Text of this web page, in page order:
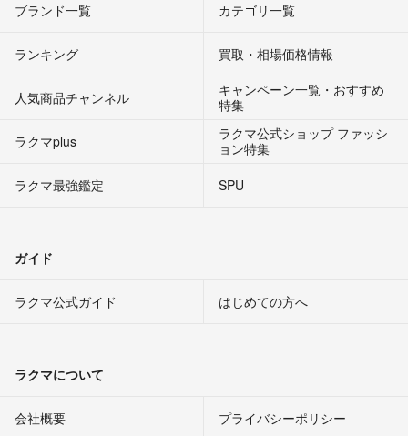
ブランド一覧 カテゴリ一覧
ランキング 買取・相場価格情報
人気商品チャンネル
キャンペーン一覧・おすすめ
特集
ラクマplus
ラクマ公式ショップ ファッシ
ョン特集
ラクマ最強鑑定
SPU
ガイド
ラクマ公式ガイド はじめての方へ
ラクマについて
会社概要 プライバシーポリシー